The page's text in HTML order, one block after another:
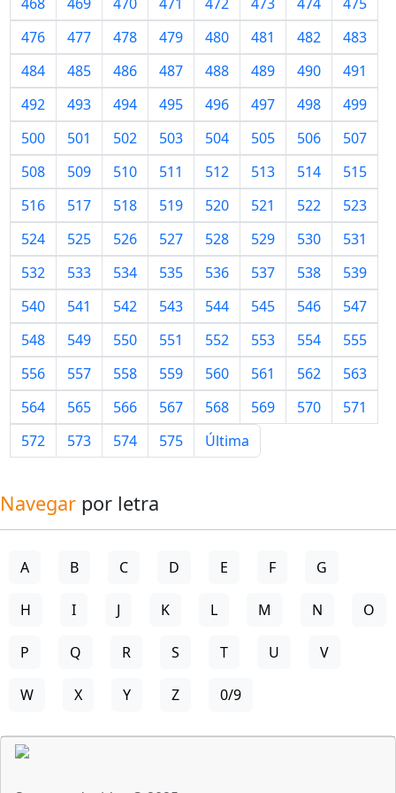
476
477 478 479 480 481 482
483
484
485 486 487 488 489 490
491
492
493 494 495 496 497 498
499
500
501 502 503 504 505 506
507
508
509 510 511 512 513 514
515
516
517 518 519 520 521 522
523
524
525 526 527 528 529 530
531
532
533 534 535 536 537 538
539
540
541 542 543 544 545 546
547
548
549 550 551 552 553 554
555
556
557 558 559 560 561 562
563
564
565 566 567 568 569 570
571
572
573 574 575 Última
Navegar por letra
A B C D E F G
H I J K L M N O
P Q R S T U V
W X Y Z 0/9